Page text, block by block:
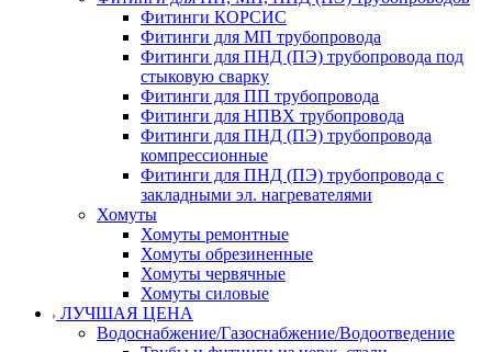
Фитинги КОРСИС
Фитинги для МП трубопровода
Фитинги для ПНД (ПЭ) трубопровода под
стыковую сварку
Фитинги для ПП трубопровода
Фитинги для НПВХ трубопровода
Фитинги для ПНД (ПЭ) трубопровода
компрессионные
Фитинги для ПНД (ПЭ) трубопровода с
закладными эл. нагревателями
Хомуты
Хомуты ремонтные
Хомуты обрезиненные
Хомуты червячные
Хомуты силовые
ЛУЧШАЯ ЦЕНА
Водоснабжение/Газоснабжение/Водоотведение